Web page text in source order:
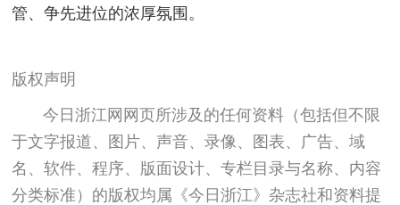
管、争先进位的浓厚氛围。
版权声明
今日浙江网网页所涉及的任何资料（包括但不限
于文字报道、图片、声音、录像、图表、广告、域
名、软件、程序、版面设计、专栏目录与名称、内容
分类标准）的版权均属《今日浙江》杂志社和资料提